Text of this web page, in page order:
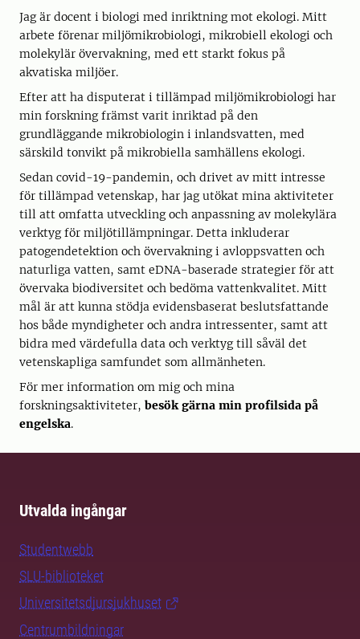
Jag är docent i biologi med inriktning mot ekologi. Mitt
arbete förenar miljömikrobiologi, mikrobiell ekologi och
molekylär övervakning, med ett starkt fokus på
akvatiska miljöer.
Efter att ha disputerat i tillämpad miljömikrobiologi har
min forskning främst varit inriktad på den
grundläggande mikrobiologin i inlandsvatten, med
särskild tonvikt på mikrobiella samhällens ekologi.
Sedan covid-19-pandemin, och drivet av mitt intresse
för tillämpad vetenskap, har jag utökat mina aktiviteter
till att omfatta utveckling och anpassning av molekylära
verktyg för miljötillämpningar. Detta inkluderar
patogendetektion och övervakning i avloppsvatten och
naturliga vatten, samt eDNA-baserade strategier för att
övervaka biodiversitet och bedöma vattenkvalitet. Mitt
mål är att kunna stödja evidensbaserat beslutsfattande
hos både myndigheter och andra intressenter, samt att
bidra med värdefulla data och verktyg till såväl det
vetenskapliga samfundet som allmänheten.
För mer information om mig och mina
forskningsaktiviteter, besök gärna min profilsida på
engelska.
Utvalda ingångar
Studentwebb
SLU-biblioteket
Universitetsdjursjukhuset
Centrumbildningar